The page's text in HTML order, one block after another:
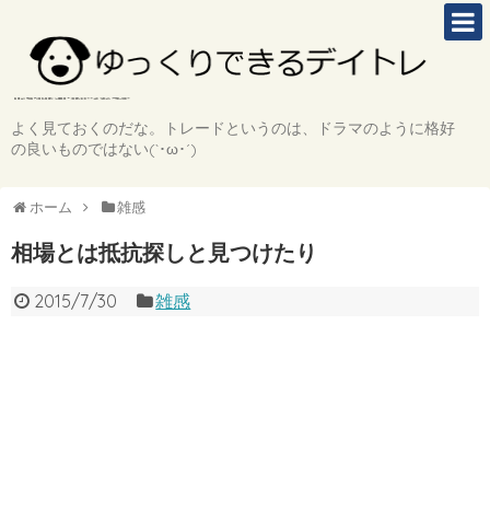
よく見ておくのだな。トレードというのは、ドラマのように格好
の良いものではない(`･ω･´)
ホーム 雑感
相場とは抵抗探しと見つけたり
2015/7/30 雑感